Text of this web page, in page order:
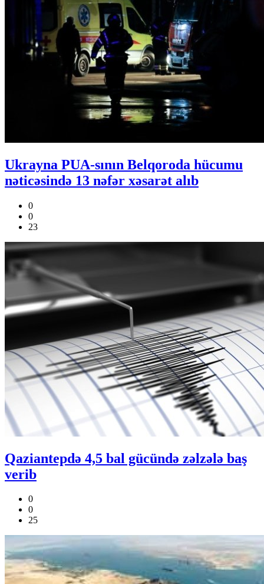
Ukrayna PUA-sının Belqoroda hücumu
nəticəsində 13 nəfər xəsarət alıb
0
0
23
Qaziantepdə 4,5 bal gücündə zəlzələ baş
verib
0
0
25